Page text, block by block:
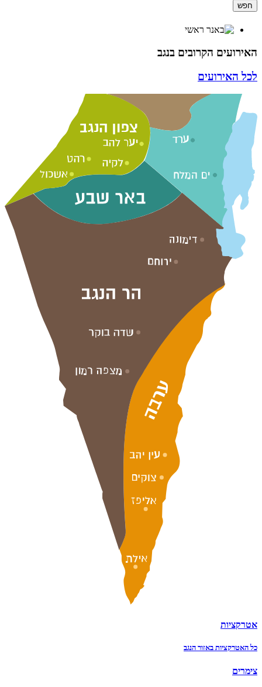
חפש
האירועים הקרובים בנגב
לכל האירועים
אטרקציות
כל האטרקציות באזור הנגב
צימרים